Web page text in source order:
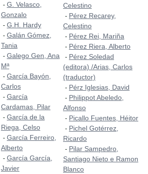
- G. Velasco,
Gonzalo
- G.H. Hardy
- Galán Gómez,
Tania
- Galego Gen, Ana
Mª
- García Bayón,
Carlos
- García
Cardamas, Pilar
- García de la
Riega, Celso
- García Ferreiro,
Alberto
- García García,
Javier
Celestino
- Pérez Recarey,
Celestino
- Pérez Rei, Mariña
- Pérez Riera, Alberto
- Pérez Soledad
(editora) /Arias, Carlos
(traductor)
- Pérz Iglesias, David
- Philippot Abeledo,
Alfonso
- Picallo Fuentes, Héitor
- Pichel Gotérrez,
Ricardo
- Pilar Sampedro,
Santiago Nieto e Ramon
Blanco